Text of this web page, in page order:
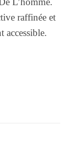
raffinée et
accessible.